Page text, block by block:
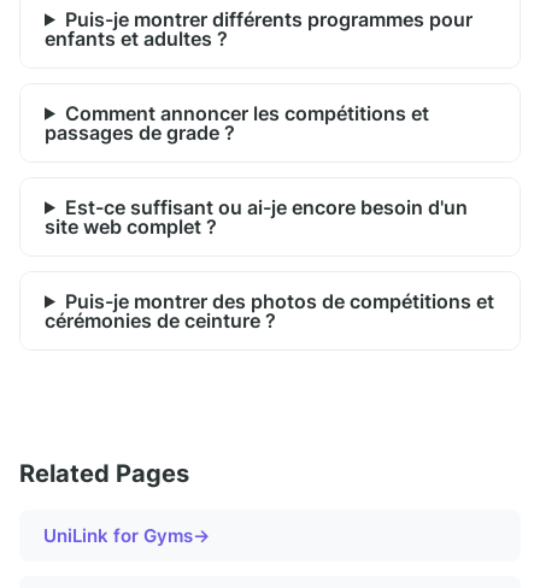
Puis-je montrer différents programmes pour
enfants et adultes ?
Comment annoncer les compétitions et
passages de grade ?
Est-ce suffisant ou ai-je encore besoin d'un
site web complet ?
Puis-je montrer des photos de compétitions et
cérémonies de ceinture ?
Related Pages
UniLink for Gyms→